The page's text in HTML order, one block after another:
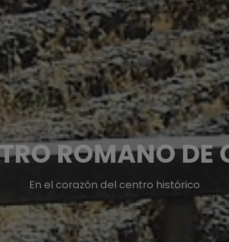
ROMANO DE
En el corazón del centro histórico